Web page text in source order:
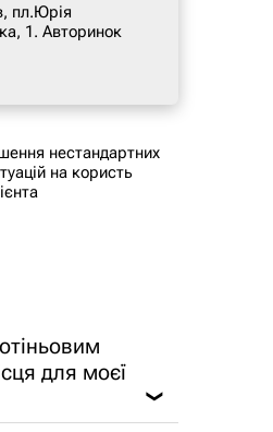
пл.Юрія
1. Авторинок
нестандартних
на користь
для моєї
❯